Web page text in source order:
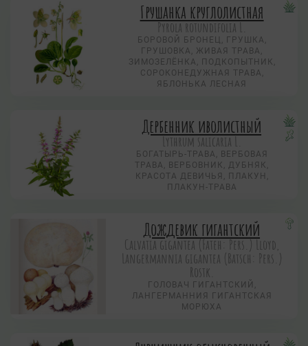
Грушанка круглолистная
Pyrola rotundifolia L.
БОРОВОЙ БРОНЕЦ, ГРУШКА,
ГРУШОВКА, ЖИВАЯ ТРАВА,
ЗИМОЗЕЛЁНКА, ПОДКОПЫТНИК,
СОРОКОНЕДУЖНАЯ ТРАВА,
ЯБЛОНЬКА ЛЕСНАЯ
Дербенник иволистный
Lythrum salicaria L.
БОГАТЫРЬ-ТРАВА, ВЕРБОВАЯ
ТРАВА, ВЕРБОВНИК, ДУБНЯК,
КРАСОТА ДЕВИЧЬЯ, ПЛАКУН,
ПЛАКУН-ТРАВА
Дождевик гигантский
Calvatia gigantea (Fateh: Pers.) Lloyd,
Langermannia gigantea (Batsch: Pers.)
Rostk.
ГОЛОВАЧ ГИГАНТСКИЙ,
ЛАНГЕРМАННИЯ ГИГАНТСКАЯ
МОРЮХА